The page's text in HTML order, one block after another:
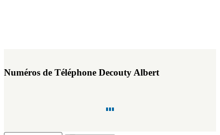
Numéros de Téléphone Decouty Albert